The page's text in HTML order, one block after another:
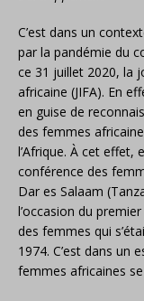
C’est dans un
par la pandémie du
ce 31 juillet 2020, la
africaine (JIFA). En
en guise de
des femmes
l’Afrique. À cet effet,
conférence des
Dar es Salaam
l’occasion du
des femmes qui
1974. C’est dans un
femmes africaines